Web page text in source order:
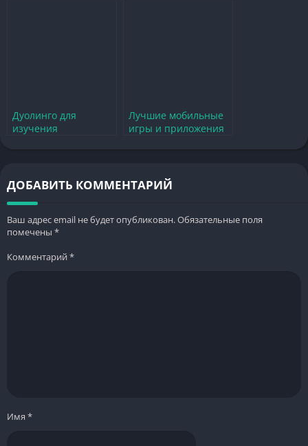
Дуолинго для
изучения
Лучшие мобильные
игры и приложения
ДОБАВИТЬ КОММЕНТАРИЙ
Ваш адрес email не будет опубликован.Обязательные поля
помечены *
Комментарий*
Имя *